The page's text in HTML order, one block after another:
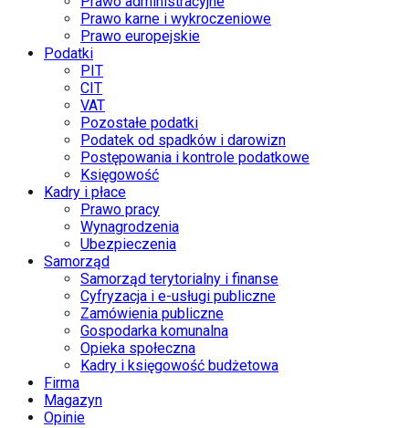
Prawo karne i wykroczeniowe
Prawo europejskie
Podatki
PIT
CIT
VAT
Pozostałe podatki
Podatek od spadków i darowizn
Postępowania i kontrole podatkowe
Księgowość
Kadry i płace
Prawo pracy
Wynagrodzenia
Ubezpieczenia
Samorząd
Samorząd terytorialny i finanse
Cyfryzacja i e-usługi publiczne
Zamówienia publiczne
Gospodarka komunalna
Opieka społeczna
Kadry i księgowość budżetowa
Firma
Magazyn
Opinie